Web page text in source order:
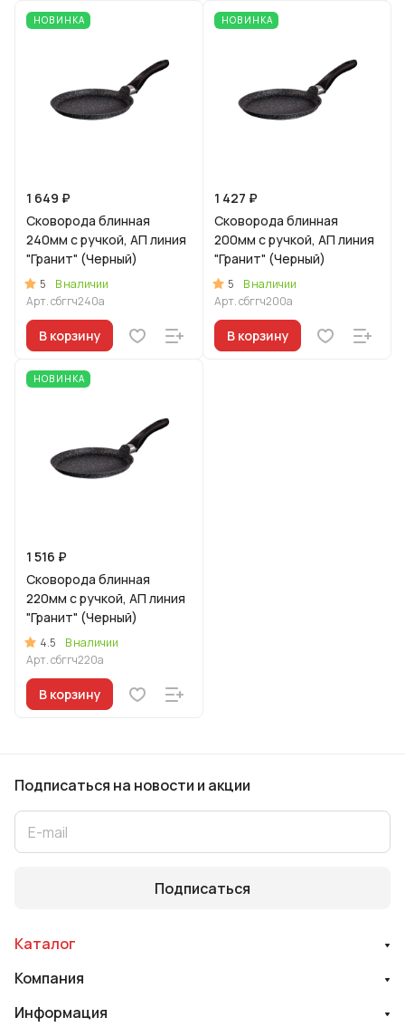
НОВИНКА
1 649 ₽
Сковорода блинная
240мм с ручкой, АП линия
"Гранит" (Черный)
5
В наличии
Арт.сбггч240а
В корзину
НОВИНКА
1 427 ₽
Сковорода блинная
200мм с ручкой, АП линия
"Гранит" (Черный)
5
В наличии
Арт.сбггч200а
В корзину
НОВИНКА
1 516 ₽
Сковорода блинная
220мм с ручкой, АП линия
"Гранит" (Черный)
4.5
В наличии
Арт.сбггч220а
В корзину
Подписаться на новости и акции
Подписаться
Каталог
Компания
Информация